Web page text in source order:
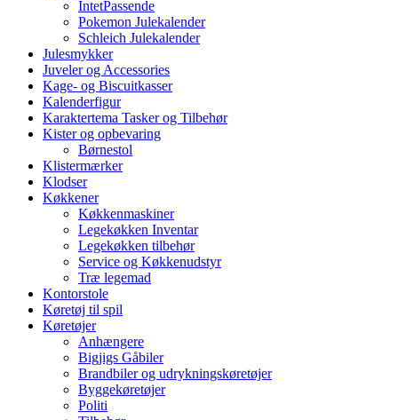
IntetPassende
Pokemon Julekalender
Schleich Julekalender
Julesmykker
Juveler og Accessories
Kage- og Biscuitkasser
Kalenderfigur
Karaktertema Tasker og Tilbehør
Kister og opbevaring
Børnestol
Klistermærker
Klodser
Køkkener
Køkkenmaskiner
Legekøkken Inventar
Legekøkken tilbehør
Service og Køkkenudstyr
Træ legemad
Kontorstole
Køretøj til spil
Køretøjer
Anhængere
Bigjigs Gåbiler
Brandbiler og udrykningskøretøjer
Byggekøretøjer
Politi